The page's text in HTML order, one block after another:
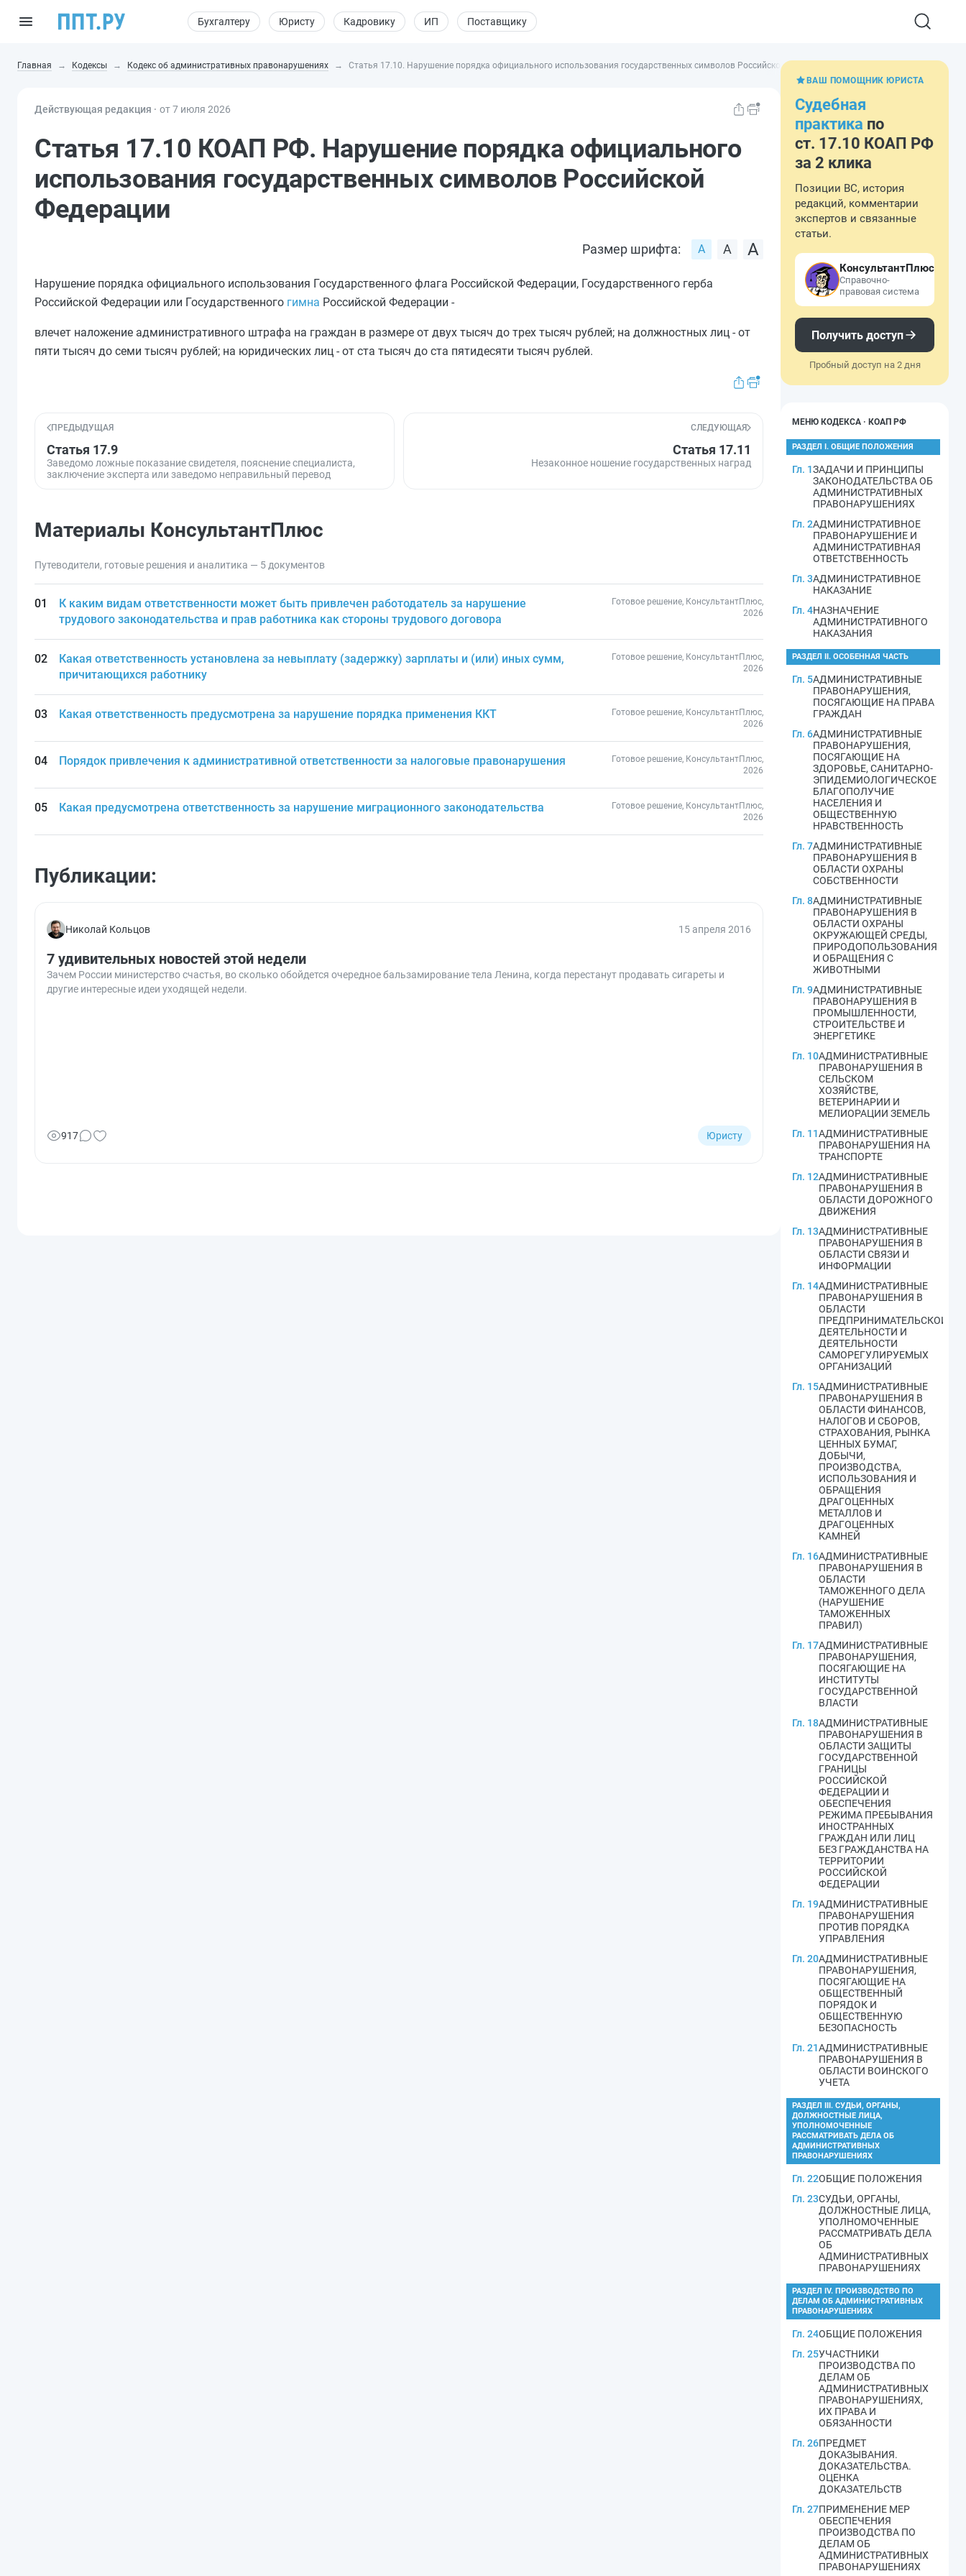
Бухгалтеру Юристу Кадровику ИП Поставщику
Главная Кодексы Кодекс об административных правонарушениях Статья 17.10. Нарушение порядка официального использования государственных символов Российской Федерации
Действующая редакция ⸱ от 7 июля 2026
Статья 17.10 КОАП РФ. Нарушение порядка официального
использования государственных символов Российской
Федерации
Размер шрифта:
Нарушение порядка официального использования Государственного флага Российской Федерации, Государственного герба
Российской Федерации или Государственного гимна Российской Федерации -
влечет наложение административного штрафа на граждан в размере от двух тысяч до трех тысяч рублей; на должностных лиц - от
пяти тысяч до семи тысяч рублей; на юридических лиц - от ста тысяч до ста пятидесяти тысяч рублей.
ПРЕДЫДУЩАЯ
Статья 17.9
Заведомо ложные показание свидетеля, пояснение специалиста,
заключение эксперта или заведомо неправильный перевод
СЛЕДУЮЩАЯ
Статья 17.11
Незаконное ношение государственных наград
Материалы КонсультантПлюс
Путеводители, готовые решения и аналитика — 5 документов
К каким видам ответственности может быть привлечен работодатель за нарушение
трудового законодательства и прав работника как стороны трудового договора
Готовое решение, КонсультантПлюс,
2026
Какая ответственность установлена за невыплату (задержку) зарплаты и (или) иных сумм,
причитающихся работнику
Готовое решение, КонсультантПлюс,
2026
Какая ответственность предусмотрена за нарушение порядка применения ККТ
Готовое решение, КонсультантПлюс,
2026
Порядок привлечения к административной ответственности за налоговые правонарушения
Готовое решение, КонсультантПлюс,
2026
Какая предусмотрена ответственность за нарушение миграционного законодательства
Готовое решение, КонсультантПлюс,
2026
Публикации:
Николай Кольцов 15 апреля 2016
7 удивительных новостей этой недели
Зачем России министерство счастья, во сколько обойдется очередное бальзамирование тела Ленина, когда перестанут продавать сигареты и
другие интересные идеи уходящей недели.
Юристу
917
ВАШ ПОМОЩНИК ЮРИСТА
Судебная
практика по
ст. 17.10 КОАП РФ
за 2 клика
Позиции ВС, история
редакций, комментарии
экспертов и связанные
статьи.
КонсультантПлюс
Справочно-
правовая система
Получить доступ
Пробный доступ на 2 дня
МЕНЮ КОДЕКСА · КОАП РФ
РАЗДЕЛ I. ОБЩИЕ ПОЛОЖЕНИЯ
Гл. 1ЗАДАЧИ И ПРИНЦИПЫ
ЗАКОНОДАТЕЛЬСТВА ОБ
АДМИНИСТРАТИВНЫХ
ПРАВОНАРУШЕНИЯХ
Гл. 2АДМИНИСТРАТИВНОЕ
ПРАВОНАРУШЕНИЕ И
АДМИНИСТРАТИВНАЯ
ОТВЕТСТВЕННОСТЬ
Гл. 3АДМИНИСТРАТИВНОЕ
НАКАЗАНИЕ
Гл. 4НАЗНАЧЕНИЕ
АДМИНИСТРАТИВНОГО
НАКАЗАНИЯ
РАЗДЕЛ II. ОСОБЕННАЯ ЧАСТЬ
Гл. 5АДМИНИСТРАТИВНЫЕ
ПРАВОНАРУШЕНИЯ,
ПОСЯГАЮЩИЕ НА ПРАВА
ГРАЖДАН
Гл. 6АДМИНИСТРАТИВНЫЕ
ПРАВОНАРУШЕНИЯ,
ПОСЯГАЮЩИЕ НА
ЗДОРОВЬЕ, САНИТАРНО-
ЭПИДЕМИОЛОГИЧЕСКОЕ
БЛАГОПОЛУЧИЕ
НАСЕЛЕНИЯ И
ОБЩЕСТВЕННУЮ
НРАВСТВЕННОСТЬ
Гл. 7АДМИНИСТРАТИВНЫЕ
ПРАВОНАРУШЕНИЯ В
ОБЛАСТИ ОХРАНЫ
СОБСТВЕННОСТИ
Гл. 8АДМИНИСТРАТИВНЫЕ
ПРАВОНАРУШЕНИЯ В
ОБЛАСТИ ОХРАНЫ
ОКРУЖАЮЩЕЙ СРЕДЫ,
ПРИРОДОПОЛЬЗОВАНИЯ
И ОБРАЩЕНИЯ С
ЖИВОТНЫМИ
Гл. 9АДМИНИСТРАТИВНЫЕ
ПРАВОНАРУШЕНИЯ В
ПРОМЫШЛЕННОСТИ,
СТРОИТЕЛЬСТВЕ И
ЭНЕРГЕТИКЕ
Гл. 10АДМИНИСТРАТИВНЫЕ
ПРАВОНАРУШЕНИЯ В
СЕЛЬСКОМ
ХОЗЯЙСТВЕ,
ВЕТЕРИНАРИИ И
МЕЛИОРАЦИИ ЗЕМЕЛЬ
Гл. 11АДМИНИСТРАТИВНЫЕ
ПРАВОНАРУШЕНИЯ НА
ТРАНСПОРТЕ
Гл. 12АДМИНИСТРАТИВНЫЕ
ПРАВОНАРУШЕНИЯ В
ОБЛАСТИ ДОРОЖНОГО
ДВИЖЕНИЯ
Гл. 13АДМИНИСТРАТИВНЫЕ
ПРАВОНАРУШЕНИЯ В
ОБЛАСТИ СВЯЗИ И
ИНФОРМАЦИИ
Гл. 14АДМИНИСТРАТИВНЫЕ
ПРАВОНАРУШЕНИЯ В
ОБЛАСТИ
ПРЕДПРИНИМАТЕЛЬСКОЙ
ДЕЯТЕЛЬНОСТИ И
ДЕЯТЕЛЬНОСТИ
САМОРЕГУЛИРУЕМЫХ
ОРГАНИЗАЦИЙ
Гл. 15АДМИНИСТРАТИВНЫЕ
ПРАВОНАРУШЕНИЯ В
ОБЛАСТИ ФИНАНСОВ,
НАЛОГОВ И СБОРОВ,
СТРАХОВАНИЯ, РЫНКА
ЦЕННЫХ БУМАГ,
ДОБЫЧИ,
ПРОИЗВОДСТВА,
ИСПОЛЬЗОВАНИЯ И
ОБРАЩЕНИЯ
ДРАГОЦЕННЫХ
МЕТАЛЛОВ И
ДРАГОЦЕННЫХ
КАМНЕЙ
Гл. 16АДМИНИСТРАТИВНЫЕ
ПРАВОНАРУШЕНИЯ В
ОБЛАСТИ
ТАМОЖЕННОГО ДЕЛА
(НАРУШЕНИЕ
ТАМОЖЕННЫХ
ПРАВИЛ)
Гл. 17АДМИНИСТРАТИВНЫЕ
ПРАВОНАРУШЕНИЯ,
ПОСЯГАЮЩИЕ НА
ИНСТИТУТЫ
ГОСУДАРСТВЕННОЙ
ВЛАСТИ
Гл. 18АДМИНИСТРАТИВНЫЕ
ПРАВОНАРУШЕНИЯ В
ОБЛАСТИ ЗАЩИТЫ
ГОСУДАРСТВЕННОЙ
ГРАНИЦЫ
РОССИЙСКОЙ
ФЕДЕРАЦИИ И
ОБЕСПЕЧЕНИЯ
РЕЖИМА ПРЕБЫВАНИЯ
ИНОСТРАННЫХ
ГРАЖДАН ИЛИ ЛИЦ
БЕЗ ГРАЖДАНСТВА НА
ТЕРРИТОРИИ
РОССИЙСКОЙ
ФЕДЕРАЦИИ
Гл. 19АДМИНИСТРАТИВНЫЕ
ПРАВОНАРУШЕНИЯ
ПРОТИВ ПОРЯДКА
УПРАВЛЕНИЯ
Гл. 20АДМИНИСТРАТИВНЫЕ
ПРАВОНАРУШЕНИЯ,
ПОСЯГАЮЩИЕ НА
ОБЩЕСТВЕННЫЙ
ПОРЯДОК И
ОБЩЕСТВЕННУЮ
БЕЗОПАСНОСТЬ
Гл. 21АДМИНИСТРАТИВНЫЕ
ПРАВОНАРУШЕНИЯ В
ОБЛАСТИ ВОИНСКОГО
УЧЕТА
РАЗДЕЛ III. СУДЬИ, ОРГАНЫ,
ДОЛЖНОСТНЫЕ ЛИЦА,
УПОЛНОМОЧЕННЫЕ
РАССМАТРИВАТЬ ДЕЛА ОБ
АДМИНИСТРАТИВНЫХ
ПРАВОНАРУШЕНИЯХ
Гл. 22ОБЩИЕ ПОЛОЖЕНИЯ
Гл. 23СУДЬИ, ОРГАНЫ,
ДОЛЖНОСТНЫЕ ЛИЦА,
УПОЛНОМОЧЕННЫЕ
РАССМАТРИВАТЬ ДЕЛА
ОБ
АДМИНИСТРАТИВНЫХ
ПРАВОНАРУШЕНИЯХ
РАЗДЕЛ IV. ПРОИЗВОДСТВО ПО
ДЕЛАМ ОБ АДМИНИСТРАТИВНЫХ
ПРАВОНАРУШЕНИЯХ
Гл. 24ОБЩИЕ ПОЛОЖЕНИЯ
Гл. 25УЧАСТНИКИ
ПРОИЗВОДСТВА ПО
ДЕЛАМ ОБ
АДМИНИСТРАТИВНЫХ
ПРАВОНАРУШЕНИЯХ,
ИХ ПРАВА И
ОБЯЗАННОСТИ
Гл. 26ПРЕДМЕТ
ДОКАЗЫВАНИЯ.
ДОКАЗАТЕЛЬСТВА.
ОЦЕНКА
ДОКАЗАТЕЛЬСТВ
Гл. 27ПРИМЕНЕНИЕ МЕР
ОБЕСПЕЧЕНИЯ
ПРОИЗВОДСТВА ПО
ДЕЛАМ ОБ
АДМИНИСТРАТИВНЫХ
ПРАВОНАРУШЕНИЯХ